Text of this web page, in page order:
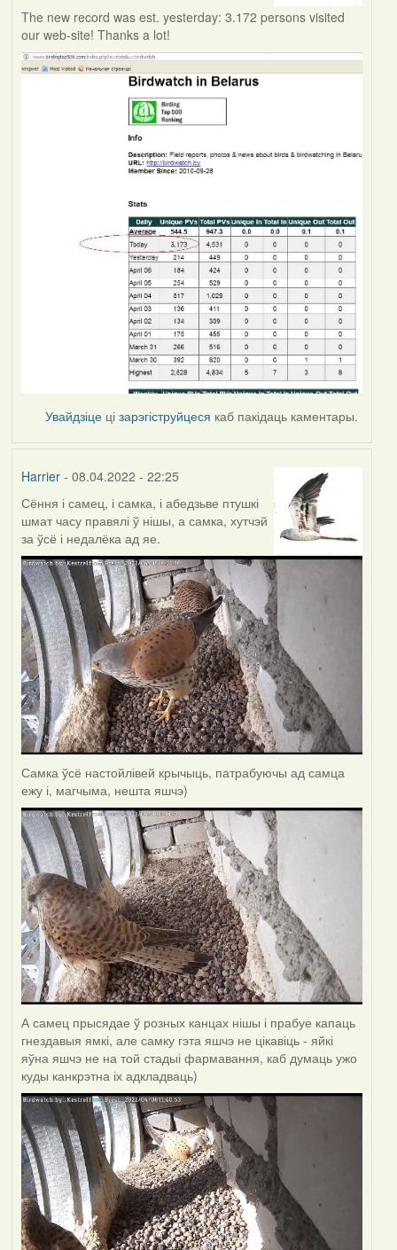
The new record was est. yesterday: 3.172 persons visited
our web-site! Thanks a lot!
Увайдзіце цізарэгіструйцеся каб пакідаць каментары.
Harrier- 08.04.2022 - 22:25
Сёння і самец, і самка, і абедзьве птушкі
шмат часу правялі ў нішы, а самка, хутчэй
за ўсё і недалёка ад яе.
Самка ўсё настойлівей крычыць, патрабуючы ад самца
ежу і, магчыма, нешта яшчэ)
А самец прысядае ў розных канцах нішы і прабуе капаць
гнездавыя ямкі, але самку гэта яшчэ не цікавіць - яйкі
яўна яшчэ не на той стадыі фармавання, каб думаць ужо
куды канкрэтна іх адкладваць)